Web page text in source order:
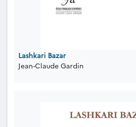
Lashkari Bazar
Jean-Claude Gardin